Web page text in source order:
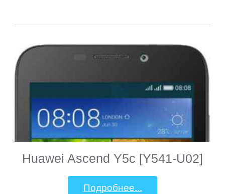
Huawei Ascend Y5c [Y541-U02]
Подробнее...